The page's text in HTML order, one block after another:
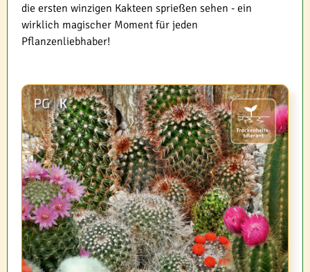
die ersten winzigen Kakteen sprießen sehen - ein
wirklich magischer Moment für jeden
Pflanzenliebhaber!